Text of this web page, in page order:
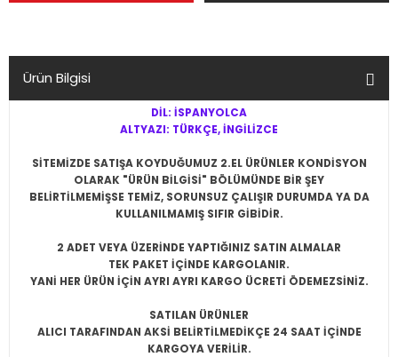
Ürün Bilgisi
DİL: İSPANYOLCA
ALTYAZI: TÜRKÇE, İNGİLİZCE
SİTEMİZDE SATIŞA KOYDUĞUMUZ 2.EL ÜRÜNLER KONDİSYON
OLARAK "ÜRÜN BİLGİSİ" BÖLÜMÜNDE BİR ŞEY
BELİRTİLMEMİŞSE TEMİZ, SORUNSUZ ÇALIŞIR DURUMDA YA DA
KULLANILMAMIŞ SIFIR GİBİDİR.
2 ADET VEYA ÜZERİNDE YAPTIĞINIZ SATIN ALMALAR
TEK PAKET İÇİNDE KARGOLANIR.
YANİ HER ÜRÜN İÇİN AYRI AYRI KARGO ÜCRETİ ÖDEMEZSİNİZ.
SATILAN ÜRÜNLER
ALICI TARAFINDAN AKSİ BELİRTİLMEDİKÇE 24 SAAT İÇİNDE
KARGOYA VERİLİR.